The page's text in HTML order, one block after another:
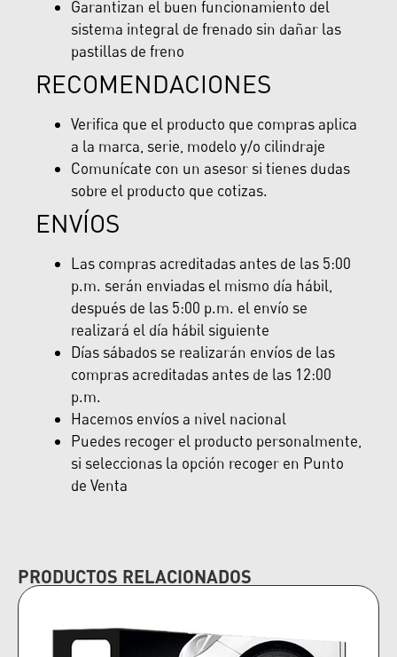
Garantizan el buen funcionamiento del
sistema integral de frenado sin dañar las
pastillas de freno
RECOMENDACIONES
Verifica que el producto que compras aplica
a la marca, serie, modelo y/o cilindraje
Comunícate con un asesor si tienes dudas
sobre el producto que cotizas.
ENVÍOS
Las compras acreditadas antes de las 5:00
p.m. serán enviadas el mismo día hábil,
después de las 5:00 p.m. el envío se
realizará el día hábil siguiente
Días sábados se realizarán envíos de las
compras acreditadas antes de las 12:00
p.m.
Hacemos envíos a nivel nacional
Puedes recoger el producto personalmente,
si seleccionas la opción recoger en Punto
de Venta
PRODUCTOS RELACIONADOS